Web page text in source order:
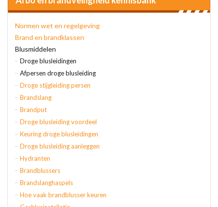
Normen wet en regelgeving
Brand en brandklassen
Blusmiddelen
Droge blusleidingen
Afpersen droge blusleiding
Droge stijgleiding persen
Brandslang
Brandput
Droge blusleiding voordeel
Keuring droge blusleidingen
Droge blusleiding aanleggen
Hydranten
Brandblussers
Brandslanghaspels
Hoe vaak brandblusser keuren